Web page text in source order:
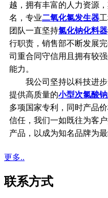
越，拥有丰富的人力资源
名，专业二氧化氯发生器
团队一直坚持氯化钠化料器
行职责，销售部不断发展
司重合同守信用且拥有较
能力。
我公司坚持以科技进步
提供高质量的小型次氯酸
多项国家专利，同时产品
信任，我们一如既往为客
产品，以成为知名品牌为最
更多..
联系方式